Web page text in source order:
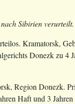
Sibirien verurteilt.
Kramatorsk,
Donezk zu 4
Region Donezk.
Haft und 3